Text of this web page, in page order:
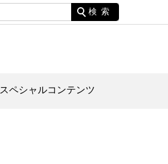
検索
スペシャルコンテンツ